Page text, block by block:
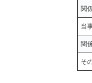
関
当
関
そ